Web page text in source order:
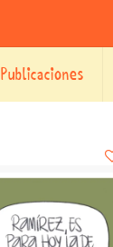
Publicaciones